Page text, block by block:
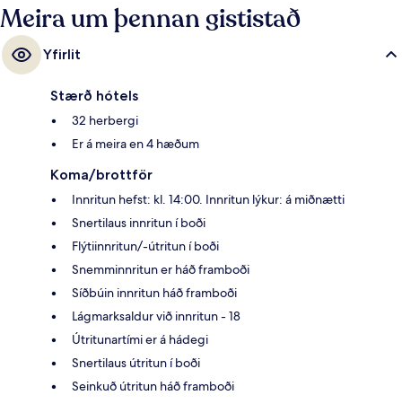
Meira um þennan gististað
Yfirlit
Stærð hótels
32 herbergi
Er á meira en 4 hæðum
Koma/brottför
Innritun hefst: kl. 14:00. Innritun lýkur: á miðnætti
Snertilaus innritun í boði
Flýtiinnritun/-útritun í boði
Snemminnritun er háð framboði
Síðbúin innritun háð framboði
Lágmarksaldur við innritun - 18
Útritunartími er á hádegi
Snertilaus útritun í boði
Seinkuð útritun háð framboði